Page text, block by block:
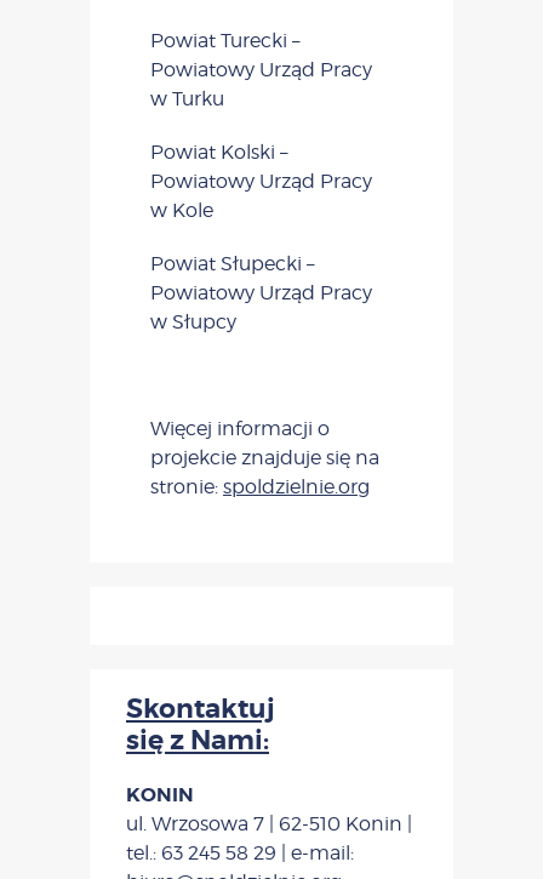
Powiat Turecki –
Powiatowy Urząd Pracy
w Turku
Powiat Kolski –
Powiatowy Urząd Pracy
w Kole
Powiat Słupecki –
Powiatowy Urząd Pracy
w Słupcy
Więcej informacji o
projekcie znajduje się na
stronie: spoldzielnie.org
Skontaktuj
się z Nami:
KONIN
ul. Wrzosowa 7 | 62-510 Konin |
tel.: 63 245 58 29 | e-mail: